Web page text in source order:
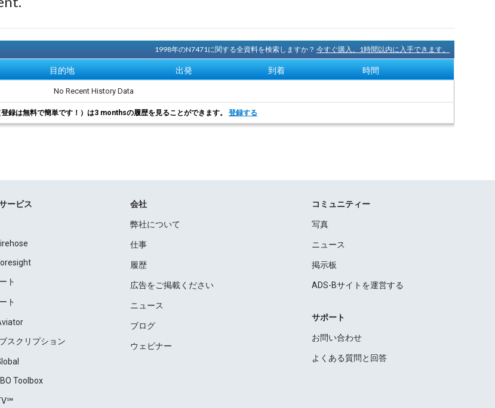
1998年のN7471に関する全資料を検索しますか？今すぐ購入。1時間以内に入手できます。
目的地 出発 到着 時間
No Recent History Data
録は無料で簡単です！）は3 monthsの履歴を見ることができます。登録する
ービス
ト
ト
スクリプション
Toolbox
会社
弊社について
仕事
履歴
広告をご掲載ください
ニュース
ブログ
ウェビナー
コミュニティー
写真
ニュース
掲示板
ADS-Bサイトを運営する
サポート
お問い合わせ
よくある質問と回答